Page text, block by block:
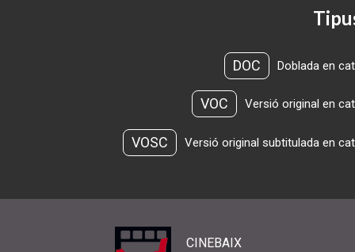
DOC Doblada en
VOC Versió original en
VOSC Versió original subtitulada en
CINEBAIX